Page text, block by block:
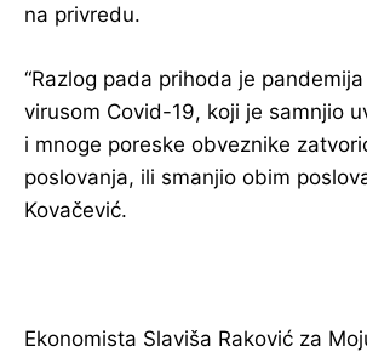
na privredu.
“Razlog pada prihoda je
virusom Covid-19, koji je samnjio
i mnoge poreske obveznike
poslovanja, ili smanjio obim
Kovačević.
Ekonomista Slaviša Raković za